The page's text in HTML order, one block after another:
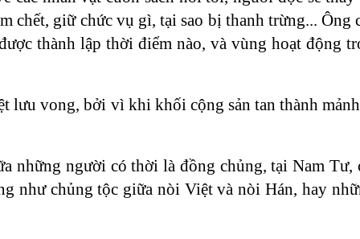
chết, giữ chức vụ gì, tại sao bị thanh trừng... Ông
thành lập thời điểm nào, và vùng hoạt động
lưu vong, bởi vì khi khối cộng sản tan thành
những người có thời là đồng chủng, tại Nam
như chủng tộc giữa nòi Việt và nòi Hán, hay